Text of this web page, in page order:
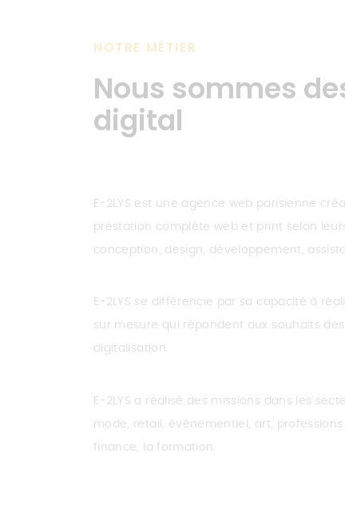
NOTRE MÉTIER
Nous sommes
digital
E-2LYS est une agence web parisienne
prestation complète web et print selon
conception, design, développement,
E-2LYS se différencie par sa capacité à
sur mesure qui répondent aux souhaits
digitalisation.
E-2LYS a réalisé des missions dans les
mode, retail, événementiel, art,
finance, la formation.